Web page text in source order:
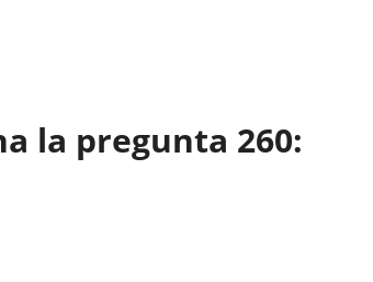
la pregunta 260: